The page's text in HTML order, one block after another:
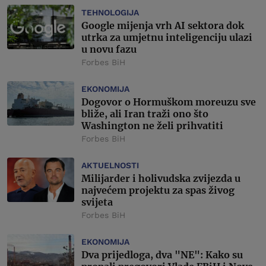
TEHNOLOGIJA
Google mijenja vrh AI sektora dok
utrka za umjetnu inteligenciju ulazi
u novu fazu
Forbes BiH
EKONOMIJA
Dogovor o Hormuškom moreuzu sve
bliže, ali Iran traži ono što
Washington ne želi prihvatiti
Forbes BiH
AKTUELNOSTI
Milijarder i holivudska zvijezda u
najvećem projektu za spas živog
svijeta
Forbes BiH
EKONOMIJA
Dva prijedloga, dva "NE": Kako su